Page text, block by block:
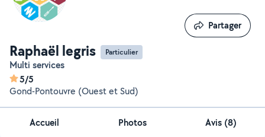
Raphaël legris Particulier
Multi services
5/5
Gond-Pontouvre (Ouest et Sud)
Partager
Partager
Accueil Photos Avis (8)